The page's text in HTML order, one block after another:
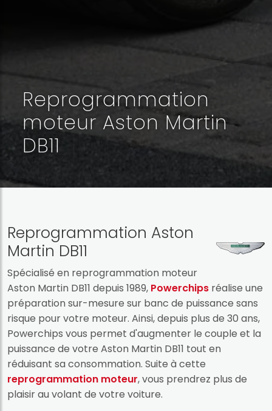
Reprogrammation
moteur Aston Martin
DB11
Reprogrammation Aston
Martin DB11
Spécialisé en reprogrammation moteur
Aston Martin DB11 depuis 1989, Powerchips réalise une
préparation sur-mesure sur banc de puissance sans
risque pour votre moteur. Ainsi, depuis plus de 30 ans,
Powerchips vous permet d'augmenter le couple et la
puissance de votre Aston Martin DB11 tout en
réduisant sa consommation. Suite à cette
reprogrammation moteur, vous prendrez plus de
plaisir au volant de votre voiture.